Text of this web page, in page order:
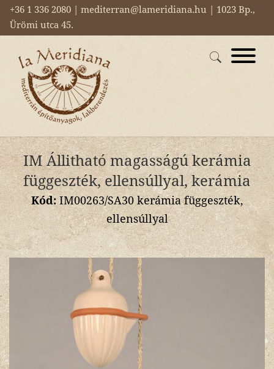
+36 1 336 2080 | mediterran@lameridiana.hu | 1023 Bp.,
Ürömi utca 45.
IM Állitható magasságú kerámia
függeszték, ellensúllyal, kerámia
Kód:IM00263/SA30 kerámia függeszték,
ellensúllyal